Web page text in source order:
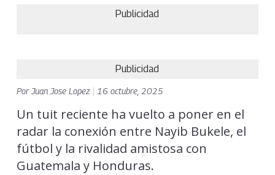
Publicidad
Publicidad
Por Juan Jose Lopez 16 octubre, 2025
Un tuit reciente ha vuelto a poner en el
radar la conexión entre Nayib Bukele, el
fútbol y la rivalidad amistosa con
Guatemala y Honduras.